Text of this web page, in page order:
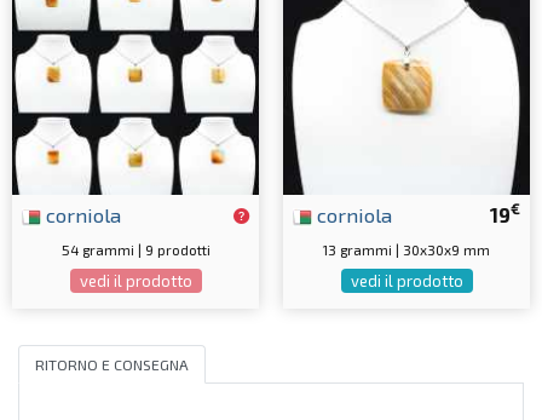
corniola
54 grammi | 9 prodotti
vedi il prodotto
19€
corniola
13 grammi | 30x30x9 mm
vedi il prodotto
RITORNO E CONSEGNA